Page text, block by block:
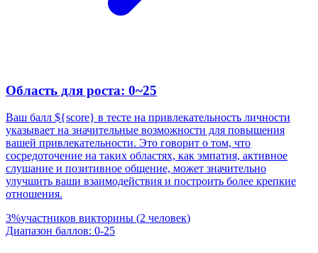
Область для роста: 0~25
Ваш балл ${score} в тесте на привлекательность личности
указывает на значительные возможности для повышения
вашей привлекательности. Это говорит о том, что
сосредоточение на таких областях, как эмпатия, активное
слушание и позитивное общение, может значительно
улучшить ваши взаимодействия и построить более крепкие
отношения.
3%участников викторины (2 человек)
Диапазон баллов: 0-25